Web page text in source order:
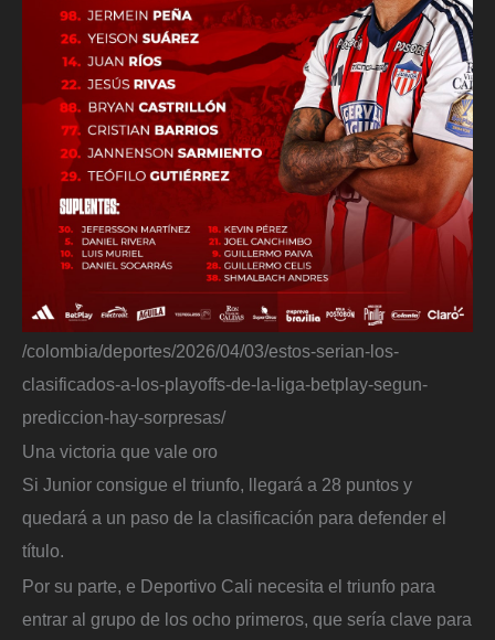
/colombia/deportes/2026/04/03/estos-serian-los-
clasificados-a-los-playoffs-de-la-liga-betplay-segun-
prediccion-hay-sorpresas/
Una victoria que vale oro
Si Junior consigue el triunfo, llegará a 28 puntos y
quedará a un paso de la clasificación para defender el
título.
Por su parte, e Deportivo Cali necesita el triunfo para
entrar al grupo de los ocho primeros, que sería clave para